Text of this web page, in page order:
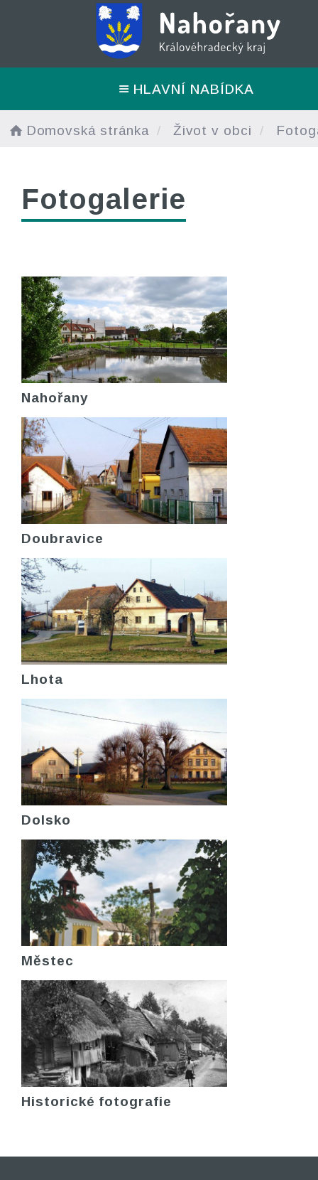
HLAVNÍ NABÍDKA
Domovská stránka Život v obci
Fotogalerie
Nahořany
Doubravice
Lhota
Dolsko
Městec
Historické fotografie